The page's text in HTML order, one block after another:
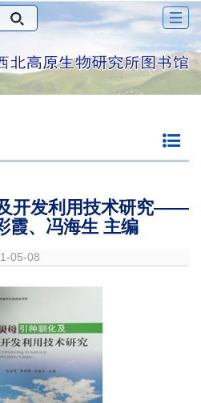
开发利用技术研究——
霞、冯海生 主编
05-08